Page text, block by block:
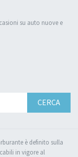
su auto nuove e
CERCA
è definito sulla
in vigore al